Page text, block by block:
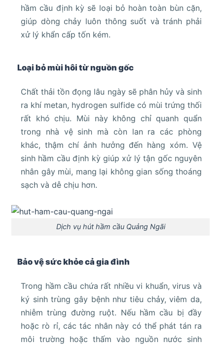
hầm cầu định kỳ sẽ loại bỏ hoàn toàn bùn cặn,
giúp dòng chảy luôn thông suốt và tránh phải
xử lý khẩn cấp tốn kém.
Loại bỏ mùi hôi từ nguồn gốc
Chất thải tồn đọng lâu ngày sẽ phân hủy và sinh
ra khí metan, hydrogen sulfide có mùi trứng thối
rất khó chịu. Mùi này không chỉ quanh quẩn
trong nhà vệ sinh mà còn lan ra các phòng
khác, thậm chí ảnh hưởng đến hàng xóm. Vệ
sinh hầm cầu định kỳ giúp xử lý tận gốc nguyên
nhân gây mùi, mang lại không gian sống thoáng
sạch và dễ chịu hơn.
Dịch vụ hút hầm cầu Quảng Ngãi
Bảo vệ sức khỏe cả gia đình
Trong hầm cầu chứa rất nhiều vi khuẩn, virus và
ký sinh trùng gây bệnh như tiêu chảy, viêm da,
nhiễm trùng đường ruột. Nếu hầm cầu bị đầy
hoặc rò rỉ, các tác nhân này có thể phát tán ra
môi trường hoặc thấm vào nguồn nước sinh